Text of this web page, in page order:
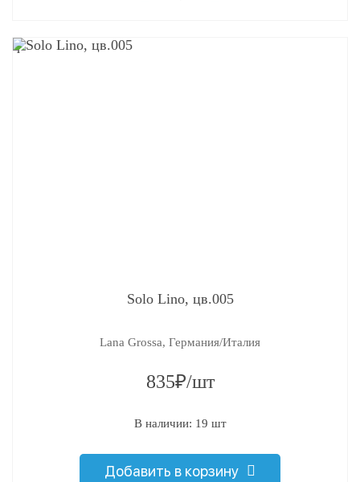
q
Solo Lino, цв.005
Lana Grossa, Германия/Италия
835₽/шт
В наличии: 19 шт
Добавить в корзину